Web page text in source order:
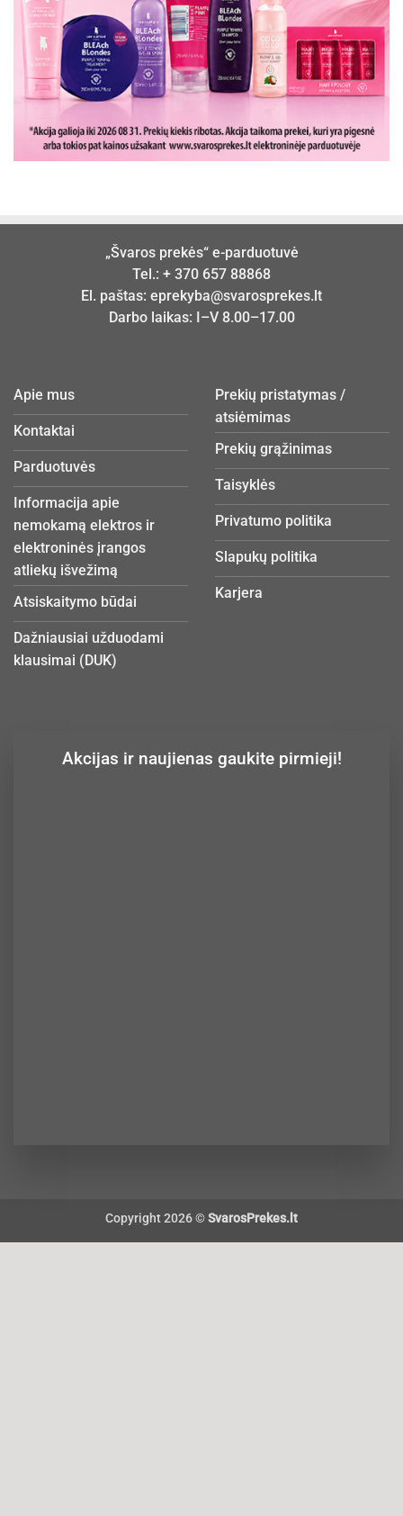
„Švaros prekės“ e-parduotuvė
Tel.: + 370 657 88868
El. paštas: eprekyba@svarosprekes.lt
Darbo laikas: I–V 8.00–17.00
Apie mus
Kontaktai
Parduotuvės
Informacija apie
nemokamą elektros ir
elektroninės įrangos
atliekų išvežimą
Atsiskaitymo būdai
Dažniausiai užduodami
klausimai (DUK)
Prekių pristatymas /
atsiėmimas
Prekių grąžinimas
Taisyklės
Privatumo politika
Slapukų politika
Karjera
Akcijas ir naujienas gaukite pirmieji!
Copyright 2026 ©SvarosPrekes.lt